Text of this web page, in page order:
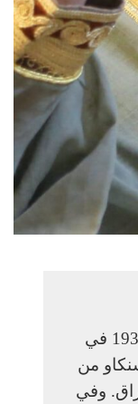
ولد محمد الكسنزان عام 1938 في
من
وفي